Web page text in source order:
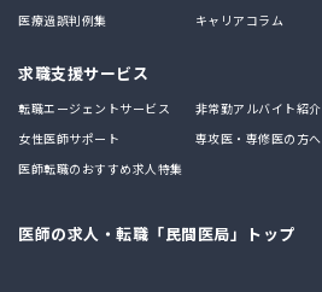
医療過誤判例集
キャリアコラム
求職支援サービス
転職エージェントサービス
非常勤アルバイト紹介
女性医師サポート
専攻医・専修医の方へ
医師転職のおすすめ求人特集
医師の求人・転職「民間医局」トップ